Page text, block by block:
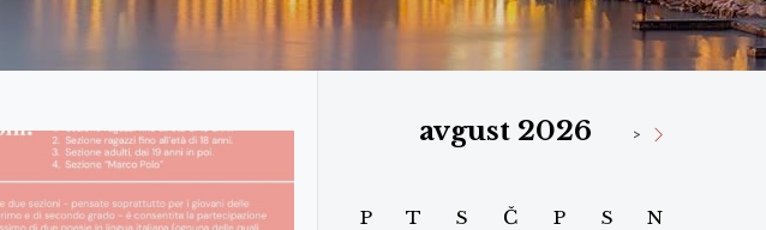
avgust 2026 >
P T S Č P S N